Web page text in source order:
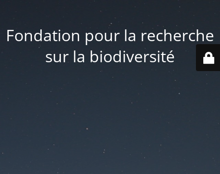
Fondation pour la recherche
sur la biodiversité